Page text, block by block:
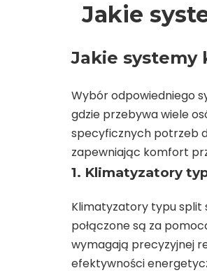
Jakie
Jakie systemy
Wybór odpowiedniego
gdzie przebywa wiele
specyficznych potrzeb
zapewniając komfort
1. Klimatyzatory
Klimatyzatory typu split
połączone są za
wymagają precyzyjnej
efektywności